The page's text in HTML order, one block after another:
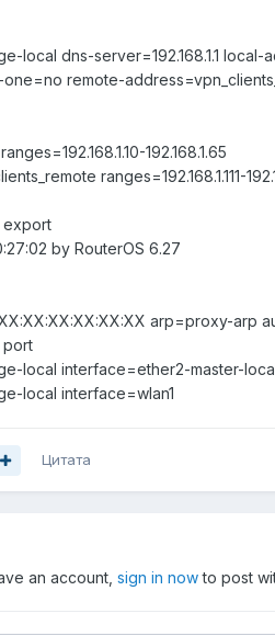
local dns-server=192.168.1.1 local-
remote-
192.168.1.65
ranges=192.168.1.111-
export
by RouterOS 6.27
arp=proxy-arp
port
local interface=ether2-master-
local interface=wlan1
Цитата
an account, sign in nowto post